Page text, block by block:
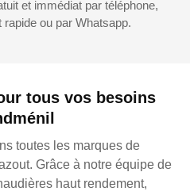
tous vos besoins
toutes les marques de
Grâce à notre équipe de
haut rendement,
et immédiat par téléphone,
ou par Whatsapp.